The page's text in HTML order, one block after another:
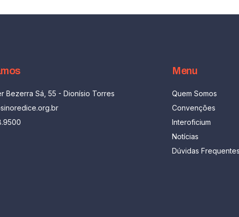
Bezerra Sá, 55 - Dionísio Torres
Menu
Quem Somos
Convenções
Interoficium
Notícias
Dúvidas Frequentes